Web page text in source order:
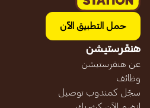
حمل التطبيق الآن
هنقرستيشن
عن هنقرستيشن
وظائف
سجّل كمندوب توصيل